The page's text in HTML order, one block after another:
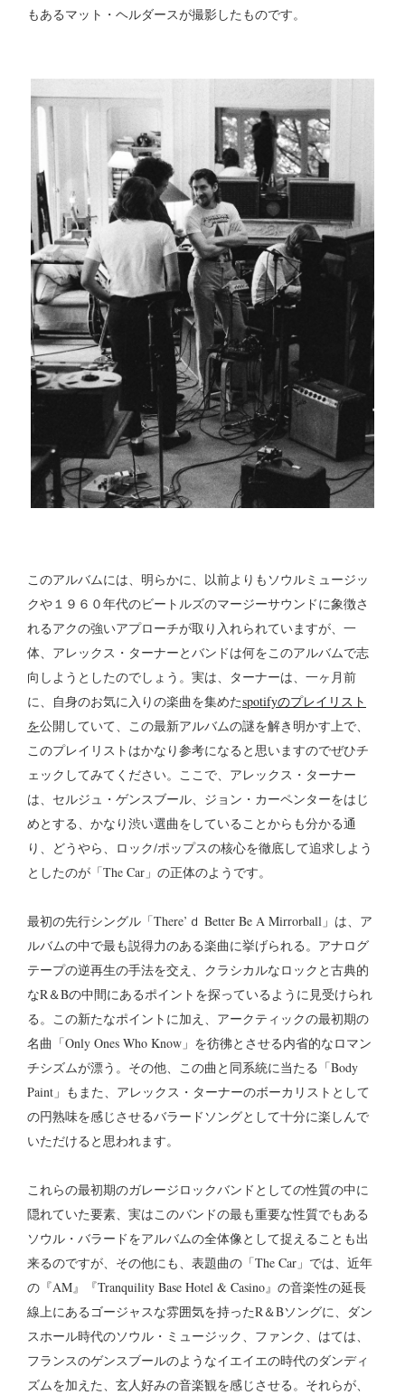
もあるマット・ヘルダースが撮影したものです。
このアルバムには、明らかに、以前よりもソウルミュージッ
クや１９６０年代のビートルズのマージーサウンドに象徴さ
れるアクの強いアプローチが取り入れられていますが、一
体、アレックス・ターナーとバンドは何をこのアルバムで志
向しようとしたのでしょう。実は、ターナーは、一ヶ月前
に、自身のお気に入りの楽曲を集めたspotifyのプレイリスト
を公開していて、この最新アルバムの謎を解き明かす上で、
このプレイリストはかなり参考になると思いますのでぜひチ
ェックしてみてください。ここで、アレックス・ターナー
は、セルジュ・ゲンスブール、ジョン・カーペンターをはじ
めとする、かなり渋い選曲をしていることからも分かる通
り、どうやら、ロック/ポップスの核心を徹底して追求しよう
としたのが「The Car」の正体のようです。
最初の先行シングル「There’ｄ Better Be A Mirrorball」は、ア
ルバムの中で最も説得力のある楽曲に挙げられる。アナログ
テープの逆再生の手法を交え、クラシカルなロックと古典的
なR＆Bの中間にあるポイントを探っているように見受けられ
る。この新たなポイントに加え、アークティックの最初期の
名曲「Only Ones Who Know」を彷彿とさせる内省的なロマン
チシズムが漂う。その他、この曲と同系統に当たる「Body
Paint」もまた、アレックス・ターナーのボーカリストとして
の円熟味を感じさせるバラードソングとして十分に楽しんで
いただけると思われます。
これらの最初期のガレージロックバンドとしての性質の中に
隠れていた要素、実はこのバンドの最も重要な性質でもある
ソウル・バラードをアルバムの全体像として捉えることも出
来るのですが、その他にも、表題曲の「The Car」では、近年
の『AM』『Tranquility Base Hotel & Casino』の音楽性の延長
線上にあるゴージャスな雰囲気を持ったR＆Bソングに、ダン
スホール時代のソウル・ミュージック、ファンク、はては、
フランスのゲンスブールのようなイエイエの時代のダンディ
ズムを加えた、玄人好みの音楽観を感じさせる。それらが、